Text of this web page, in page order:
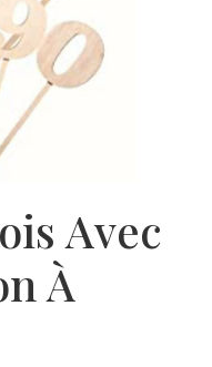
Avec
À